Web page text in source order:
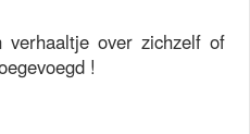
verhaaltje over zichzelf of
!